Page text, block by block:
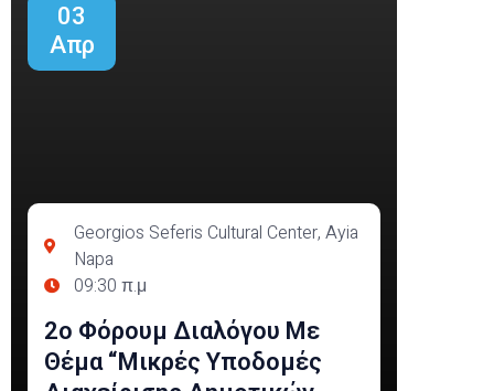
03
Απρ
Georgios Seferis Cultural Center, Ayia
Napa
09:30 π.μ
2ο Φόρουμ Διαλόγου Με
Θέμα “Μικρές Υποδομές